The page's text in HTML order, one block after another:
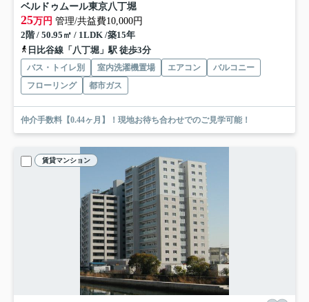
ベルドゥムール東京八丁堀
25万円 管理/共益費10,000円
2階 / 50.95㎡ / 1LDK /築15年
日比谷線「八丁堀」駅 徒歩3分
バス・トイレ別 室内洗濯機置場 エアコン
バルコニー
フローリング
都市ガス
仲介手数料【0.44ヶ月】！現地お待ち合わせでのご見学可能！
賃貸マンション